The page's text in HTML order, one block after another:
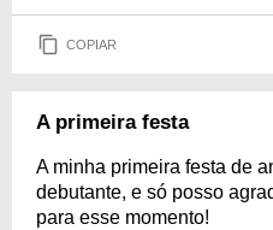
COPIAR
A primeira festa
A minha primeira festa de
debutante, e só posso
para esse momento!